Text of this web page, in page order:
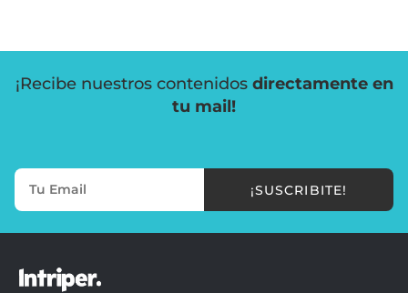
¡Recibe nuestros contenidos directamente en
tu mail!
¡SUSCRIBITE!